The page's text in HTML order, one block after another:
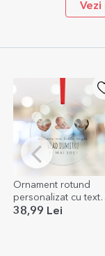
Vezi
Ornament rotund
personalizat cu text
poză - Newborn
38,99 Lei